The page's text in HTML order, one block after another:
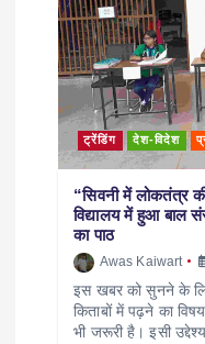
ट्रेंडिंग देश-विदेश
“सिवनी में लोकतंत्र
विद्यालय में हुआ बाल
का पाठ
Awas Kaiwart
इस खबर को सुनने के
किताबों में पढ़ने का
भी जरूरी है। इसी